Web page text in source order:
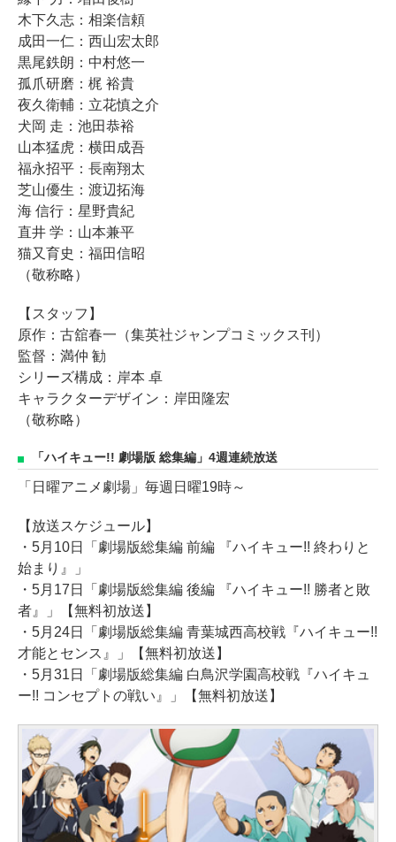
木下久志：相楽信頼
成田一仁：西山宏太郎
黒尾鉄朗：中村悠一
孤爪研磨：梶 裕貴
夜久衛輔：立花慎之介
犬岡 走：池田恭裕
山本猛虎：横田成吾
福永招平：長南翔太
芝山優生：渡辺拓海
海 信行：星野貴紀
直井 学：山本兼平
猫又育史：福田信昭
（敬称略）
【スタッフ】
原作：古舘春一（集英社ジャンプコミックス刊）
監督：満仲 勧
シリーズ構成：岸本 卓
キャラクターデザイン：岸田隆宏
（敬称略）
「ハイキュー!! 劇場版 総集編」4週連続放送
「日曜アニメ劇場」毎週日曜19時～
【放送スケジュール】
・5月10日「劇場版総集編 前編 『ハイキュー!! 終わりと
始まり』」
・5月17日「劇場版総集編 後編 『ハイキュー!! 勝者と敗
者』」【無料初放送】
・5月24日「劇場版総集編 青葉城西高校戦『ハイキュー!!
才能とセンス』」【無料初放送】
・5月31日「劇場版総集編 白鳥沢学園高校戦『ハイキュ
ー!! コンセプトの戦い』」【無料初放送】